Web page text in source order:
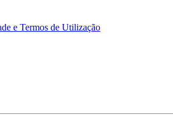
e Termos de Utilização